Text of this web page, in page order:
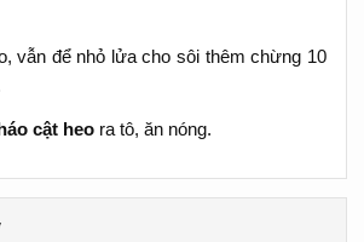
vẫn để nhỏ lửa cho sôi thêm chừng 10
cật heo ra tô, ăn nóng.